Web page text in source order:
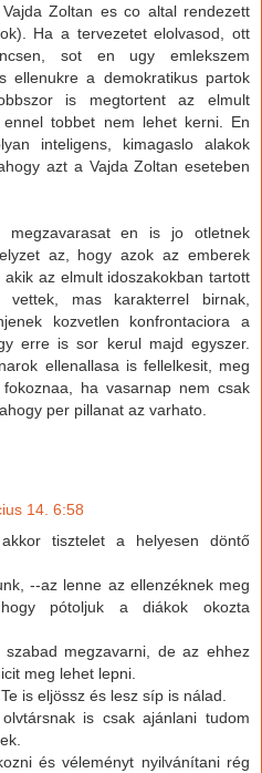
Zoltan es co altal rendezett
Ha a tervezetet elolvasod, ott
sot en ugy emlekszem
ellenukre a demokratikus partok
is megtortent az elmult
ennel tobbet nem lehet kerni. En
inteligens, kimagaslo alakok
azt a Vajda Zoltan eseteben
megzavarasat en is jo otletnek
az, hogy azok az emberek
az elmult idoszakokban tartott
vettek, mas karakterrel birnak,
kozvetlen konfrontaciora a
erre is sor kerul majd egyszer.
ellenallasa is fellelkesit, meg
ha vasarnap nem csak
per pillanat az varhato.
14. 6:58
tisztelet a helyesen döntő
--az lenne az ellenzéknek meg
pótoljuk a diákok okozta
megzavarni, de az ehhez
meg lehet lepni.
is eljössz és lesz síp is nálad.
is csak ajánlani tudom
és véleményt nyilvánítani rég